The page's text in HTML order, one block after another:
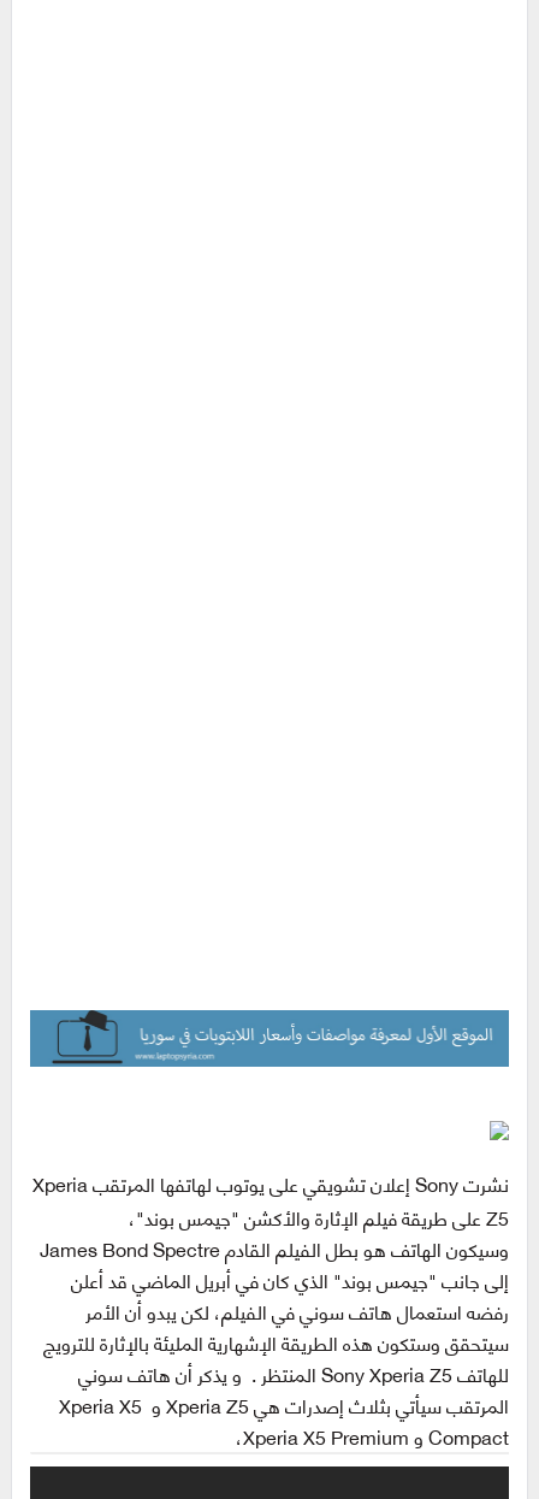
نشرت Sony إعلان تشويقي على يوتوب لهاتفها المرتقب Xperia
Z5 على طريقة فيلم الإثارة والأكشن "جيمس بوند"،
وسيكون الهاتف هو بطل الفيلم القادم James Bond Spectre
إلى جانب "جيمس بوند" الذي كان في أبريل الماضي قد أعلن
رفضه استعمال هاتف سوني في الفيلم، لكن يبدو أن الأمر
سيتحقق وستكون هذه الطريقة الإشهارية المليئة بالإثارة للترويج
للهاتف Sony Xperia Z5 المنتظر . و يذكر أن هاتف سوني
المرتقب سيأتي بثلاث إصدرات هي Xperia Z5 و Xperia X5
Compact و Xperia X5 Premium،